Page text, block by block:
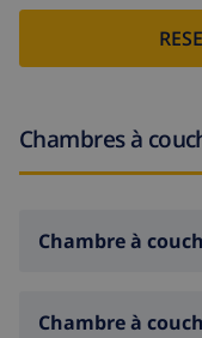
terrasse, meubles
parking près de la
supermarché 1.4
Attractions à
km, Far de Sant
Chambres à
Chambre à
Chambre à